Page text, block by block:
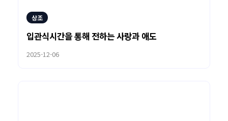
상조
입관식시간을 통해 전하는 사랑과 애도
2025-12-06